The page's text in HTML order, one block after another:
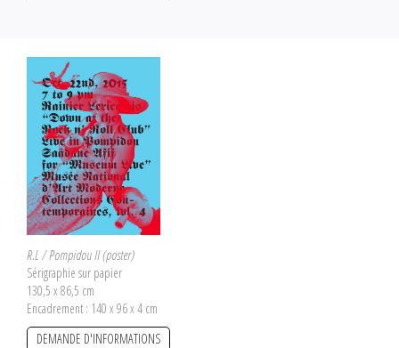
R.L / Pompidou II (poster)
Sérigraphie sur papier
130,5 x 86,5 cm
Encadrement : 140 x 96 x 4 cm
DEMANDE D'INFORMATIONS